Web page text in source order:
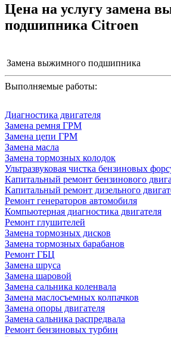
Цена на услугу замена
подшипника Citroen
Замена выжимного подшипника
Выполняемые работы:
Диагностика двигателя
Замена ремня ГРМ
Замена цепи ГРМ
Замена масла
Замена тормозных колодок
Ультразвуковая чистка бензиновых
Капитальный ремонт бензинового
Капитальный ремонт дизельного
Ремонт генераторов автомобиля
Компьютерная диагностика двигателя
Ремонт глушителей
Замена тормозных дисков
Замена тормозных барабанов
Ремонт ГБЦ
Замена шруса
Замена шаровой
Замена сальника коленвала
Замена маслосъемных колпачков
Замена опоры двигателя
Замена сальника распредвала
Ремонт бензиновых турбин